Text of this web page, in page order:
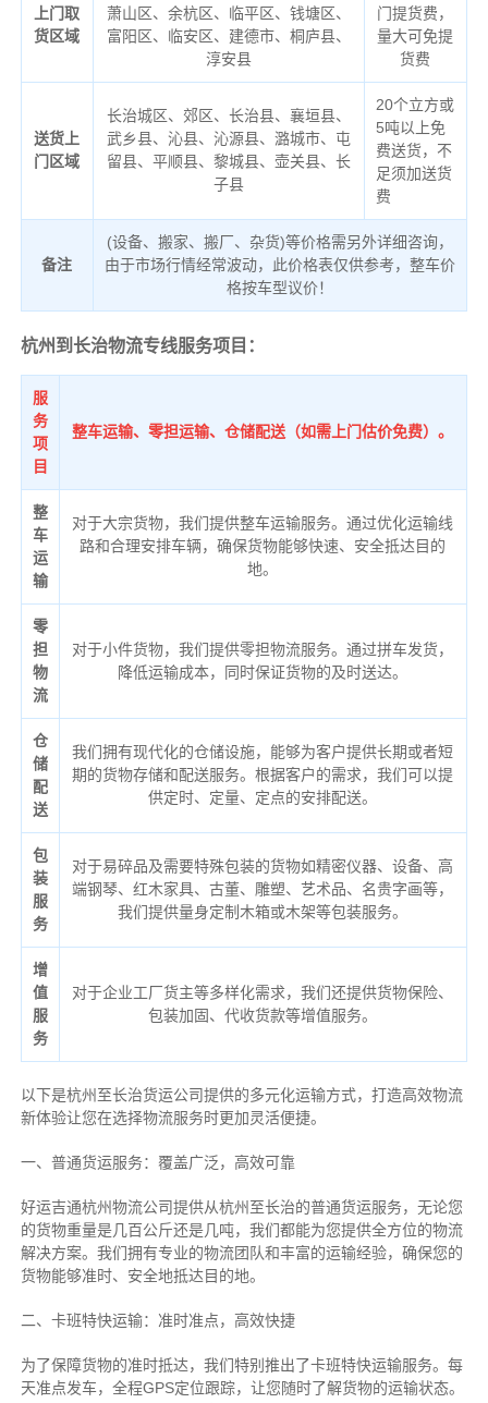
上门取
货区域
萧山区、余杭区、临平区、钱塘区、
富阳区、临安区、建德市、桐庐县、
淳安县
门提货费，
量大可免提
货费
送货上
门区域
长治城区、郊区、长治县、襄垣县、
武乡县、沁县、沁源县、潞城市、屯
留县、平顺县、黎城县、壶关县、长
子县
20个立方或
5吨以上免
费送货，不
足须加送货
费
备注
(设备、搬家、搬厂、杂货)等价格需另外详细咨询，
由于市场行情经常波动，此价格表仅供参考，整车价
格按车型议价！
杭州到长治物流专线服务项目：
服
务
项
目
整车运输、零担运输、仓储配送（如需上门估价免费）。
整
车
运
输
对于大宗货物，我们提供整车运输服务。通过优化运输线
路和合理安排车辆，确保货物能够快速、安全抵达目的
地。
零
担
物
流
对于小件货物，我们提供零担物流服务。通过拼车发货，
降低运输成本，同时保证货物的及时送达。
仓
储
配
送
我们拥有现代化的仓储设施，能够为客户提供长期或者短
期的货物存储和配送服务。根据客户的需求，我们可以提
供定时、定量、定点的安排配送。
包
装
服
务
对于易碎品及需要特殊包装的货物如精密仪器、设备、高
端钢琴、红木家具、古董、雕塑、艺术品、名贵字画等，
我们提供量身定制木箱或木架等包装服务。
增
值
服
务
对于企业工厂货主等多样化需求，我们还提供货物保险、
包装加固、代收货款等增值服务。
以下是杭州至长治货运公司提供的多元化运输方式，打造高效物流
新体验让您在选择物流服务时更加灵活便捷。
一、普通货运服务：覆盖广泛，高效可靠
好运吉通杭州物流公司提供从杭州至长治的普通货运服务，无论您
的货物重量是几百公斤还是几吨，我们都能为您提供全方位的物流
解决方案。我们拥有专业的物流团队和丰富的运输经验，确保您的
货物能够准时、安全地抵达目的地。
二、卡班特快运输：准时准点，高效快捷
为了保障货物的准时抵达，我们特别推出了卡班特快运输服务。每
天准点发车，全程GPS定位跟踪，让您随时了解货物的运输状态。